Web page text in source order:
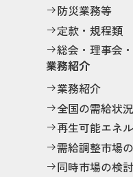
防災業務等
定款・規程類
総会・理事会
業務紹介
業務紹介
全国の需給状
再生可能エネ
需給調整市場
同時市場の検